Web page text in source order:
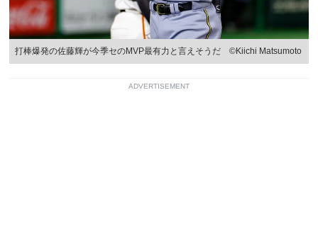
打棒爆発の佐藤輝が今季セのMVP最有力と言えそうだ ©Kiichi Matsumoto
ADVERTISEMENT